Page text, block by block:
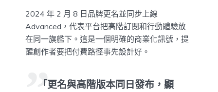
2024 年 2 月 8 日品牌更名並同步上線
Advanced，代表平台把高階訂閱和行動體驗放
在同一旗艦下。這是一個明確的商業化訊號，提
醒創作者要把付費路徑事先設計好。
「更名與高階版本同日發布，顯